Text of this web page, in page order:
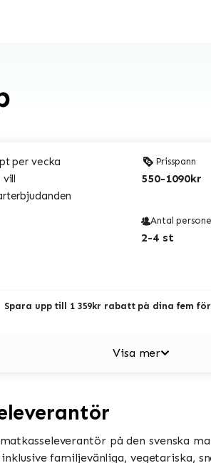
per vecka
vill
Prisspann
550-1090kr
Antal
2-4 st
Spara upp till 1 359kr rabatt på dina fem
Visa mer
på den svenska
familjevänliga, vegetariska,